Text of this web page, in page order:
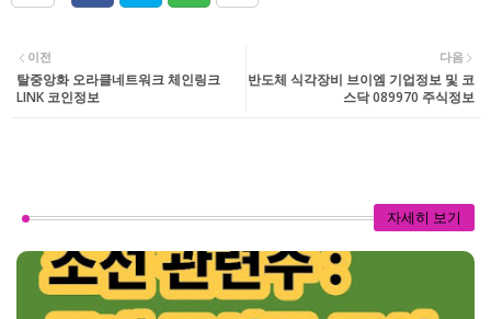
다음
반도체 식각장비 브이엠 기업정보 및 코
스닥 089970 주식정보
이전
탈중앙화 오라클네트워크 체인링크
LINK 코인정보
자세히 보기